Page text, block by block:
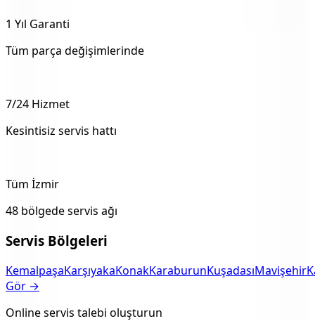
1 Yıl Garanti
Tüm parça değişimlerinde
7/24 Hizmet
Kesintisiz servis hattı
Tüm İzmir
48 bölgede servis ağı
Servis Bölgeleri
KemalpaşaKarşıyakaKonakKaraburunKuşadasıMavişehir
Gör →
Online servis talebi oluşturun